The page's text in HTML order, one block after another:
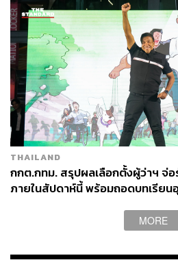
THAILAND
กกต.กทม. สรุปผลเลือกตั้งผู้ว่าฯ จ่
ภายในสัปดาห์นี้ พร้อมถอดบทเรียน
MORE